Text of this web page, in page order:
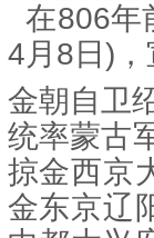
在806年
4月8日)
金朝自卫
统率蒙古
掠金西京
金东京辽